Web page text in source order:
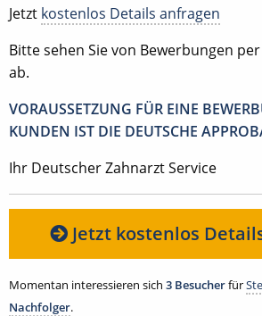
Jetzt kostenlos Details anfragen
Bitte sehen Sie von Bewerbungen
ab.
VORAUSSETZUNG FÜR EINE
KUNDEN IST DIE DEUTSCHE
Ihr Deutscher Zahnarzt Service
Jetzt kostenlos
Momentan interessieren sich 3 Besucherfür
Nachfolger.